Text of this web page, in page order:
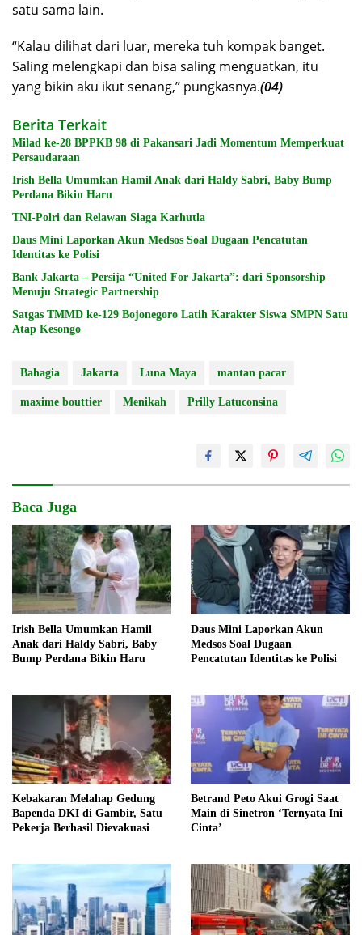
satu sama lain.
“Kalau dilihat dari luar, mereka tuh kompak banget.
Saling melengkapi dan bisa saling menguatkan, itu
yang bikin aku ikut senang,” pungkasnya.(04)
Berita Terkait
Milad ke-28 BPPKB 98 di Pakansari Jadi Momentum Memperkuat
Persaudaraan
Irish Bella Umumkan Hamil Anak dari Haldy Sabri, Baby Bump
Perdana Bikin Haru
TNI-Polri dan Relawan Siaga Karhutla
Daus Mini Laporkan Akun Medsos Soal Dugaan Pencatutan
Identitas ke Polisi
Bank Jakarta – Persija “United For Jakarta”: dari Sponsorship
Menuju Strategic Partnership
Satgas TMMD ke-129 Bojonegoro Latih Karakter Siswa SMPN Satu
Atap Kesongo
Bahagia Jakarta Luna Maya mantan pacar
maxime bouttier Menikah Prilly Latuconsina
Baca Juga
Irish Bella Umumkan Hamil
Anak dari Haldy Sabri, Baby
Bump Perdana Bikin Haru
Daus Mini Laporkan Akun
Medsos Soal Dugaan
Pencatutan Identitas ke Polisi
Kebakaran Melahap Gedung
Bapenda DKI di Gambir, Satu
Pekerja Berhasil Dievakuasi
Betrand Peto Akui Grogi Saat
Main di Sinetron ‘Ternyata Ini
Cinta’